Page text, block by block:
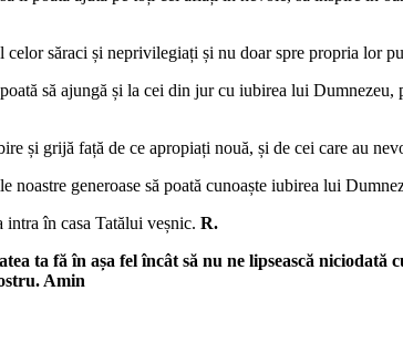
săraci și neprivilegiați și nu doar spre propria lor
să ajungă și la cei din jur cu iubirea lui Dumnezeu,
și grijă față de ce apropiați nouă, și de cei care au
generoase să poată cunoaște iubirea lui
intra în casa Tatălui veșnic. R.
ta fă în așa fel încât să nu ne lipsească
Amin